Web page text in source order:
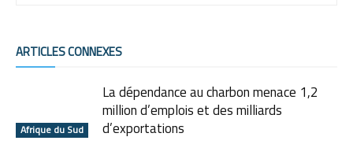
ARTICLES CONNEXES
Afrique du Sud
La dépendance au charbon menace 1,2
million d’emplois et des milliards
d’exportations